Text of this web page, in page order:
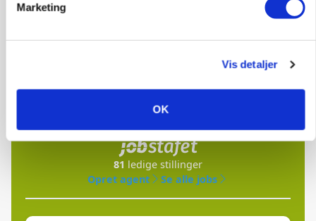
Marketing
Vis detaljer
OK
Loading...
Jobs
i samarbejde med
81 ledige stillinger
Opret agent
Se alle jobs